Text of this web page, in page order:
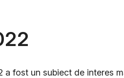
a fost un subiect de interes